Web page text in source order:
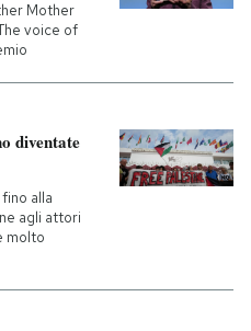
Mother
voice of
diventate
alla
agli attori
molto